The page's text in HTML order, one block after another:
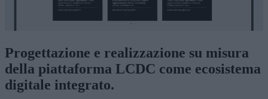
Progettazione e realizzazione su misura
della piattaforma LCDC come ecosistema
digitale integrato.